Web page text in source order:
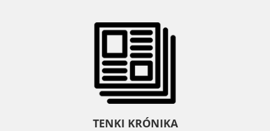
TENKI KRÓNIKA